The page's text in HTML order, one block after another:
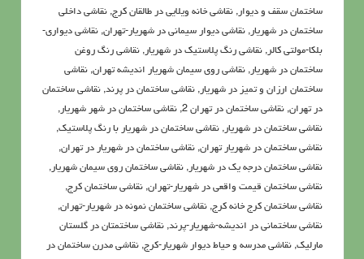
ساختمان سقف و دیوار, نقاشی خانه ویلایی در طالقان کرج, نقاشی داخلی
ساختمان در شهریار, نقاشی دیوار سیمانی در شهریار-تهران, نقاشی دیواری-
بلکا-مولتی کالر, نقاشی رنگ پلاستیک در شهریار, نقاشی رنگ روغن
ساختمان در شهریار, نقاشی روی سیمان شهریار اندیشه تهران, نقاشی
ساختمان ارزان و تمیز در شهریار, نقاشی ساختمان در پرند, نقاشی ساختمان
در تهران, نقاشی ساختمان در تهران 2 , نقاشی ساختمان در شهر شهریار,
نقاشی ساختمان در شهریار, نقاشی ساختمان در شهریار با رنگ پلاستیک,
نقاشی ساختمان در شهریار تهران, نقاشی ساختمان در شهریار در تهران,
نقاشی ساختمان درجه یک در شهریار, نقاشی ساختمان روی سیمان شهریار,
نقاشی ساختمان قیمت واقعی در شهریار-تهران, نقاشی ساختمان کرج,
نقاشی ساختمان کرج خانه کرج, نقاشی ساختمان نمونه در شهریار-تهران,
نقاشی ساختمانی در اندیشه-شهریار-پرند, نقاشی ساختمتان در گلستان
مارلیک, نقاشی مدرسه و حیاط دیوار شهریار-کرج, نقاشی مدرن ساختمان در